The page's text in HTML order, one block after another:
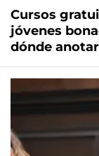
Cursos
jóvenes
dónde